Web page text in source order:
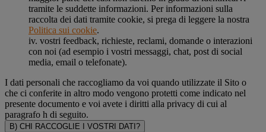
tramite le suddette informazioni. Per informazioni sulla
raccolta dei dati tramite cookie, si prega di leggere la nostra
Politica sui cookie.
iv. vostri feedback, richieste, reclami, domande o interazioni
con noi (ad esempio i vostri messaggi, chat, post di social
media, email o telefonate).
I dati personali che raccogliamo da voi quando utilizzate il Sito o
che ci conferite in altro modo vengono protetti come indicato nel
presente documento e voi avete i diritti alla privacy di cui al
paragrafo h di seguito.
B) CHI RACCOGLIE I VOSTRI DATI?